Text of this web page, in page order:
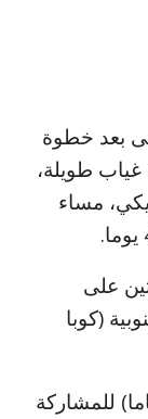
بعد خطوة
طويلة،
مساء
على
(كوبا
بعد موعد عودة ميسي (37 عاما) للمشاركة